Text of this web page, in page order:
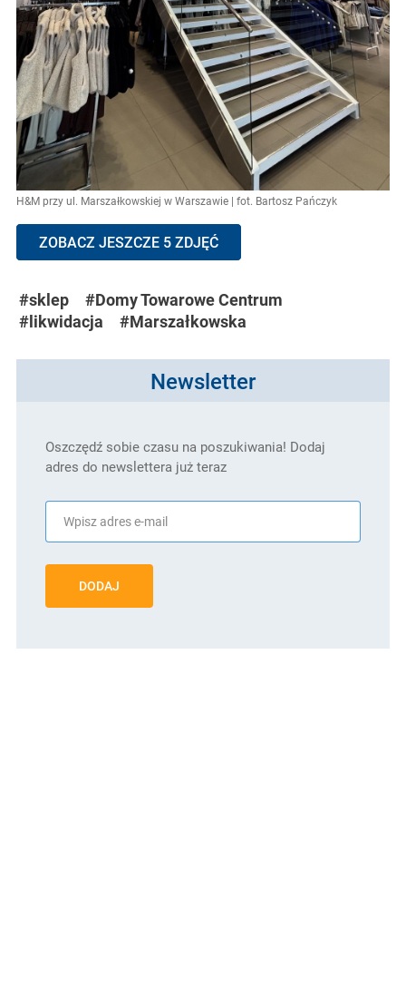
H&M przy ul. Marszałkowskiej w Warszawie | fot. Bartosz Pańczyk
ZOBACZ JESZCZE 5 ZDJĘĆ
#sklep
#Domy Towarowe Centrum
#likwidacja
#Marszałkowska
Newsletter
Oszczędź sobie czasu na poszukiwania! Dodaj
adres do newslettera już teraz
DODAJ